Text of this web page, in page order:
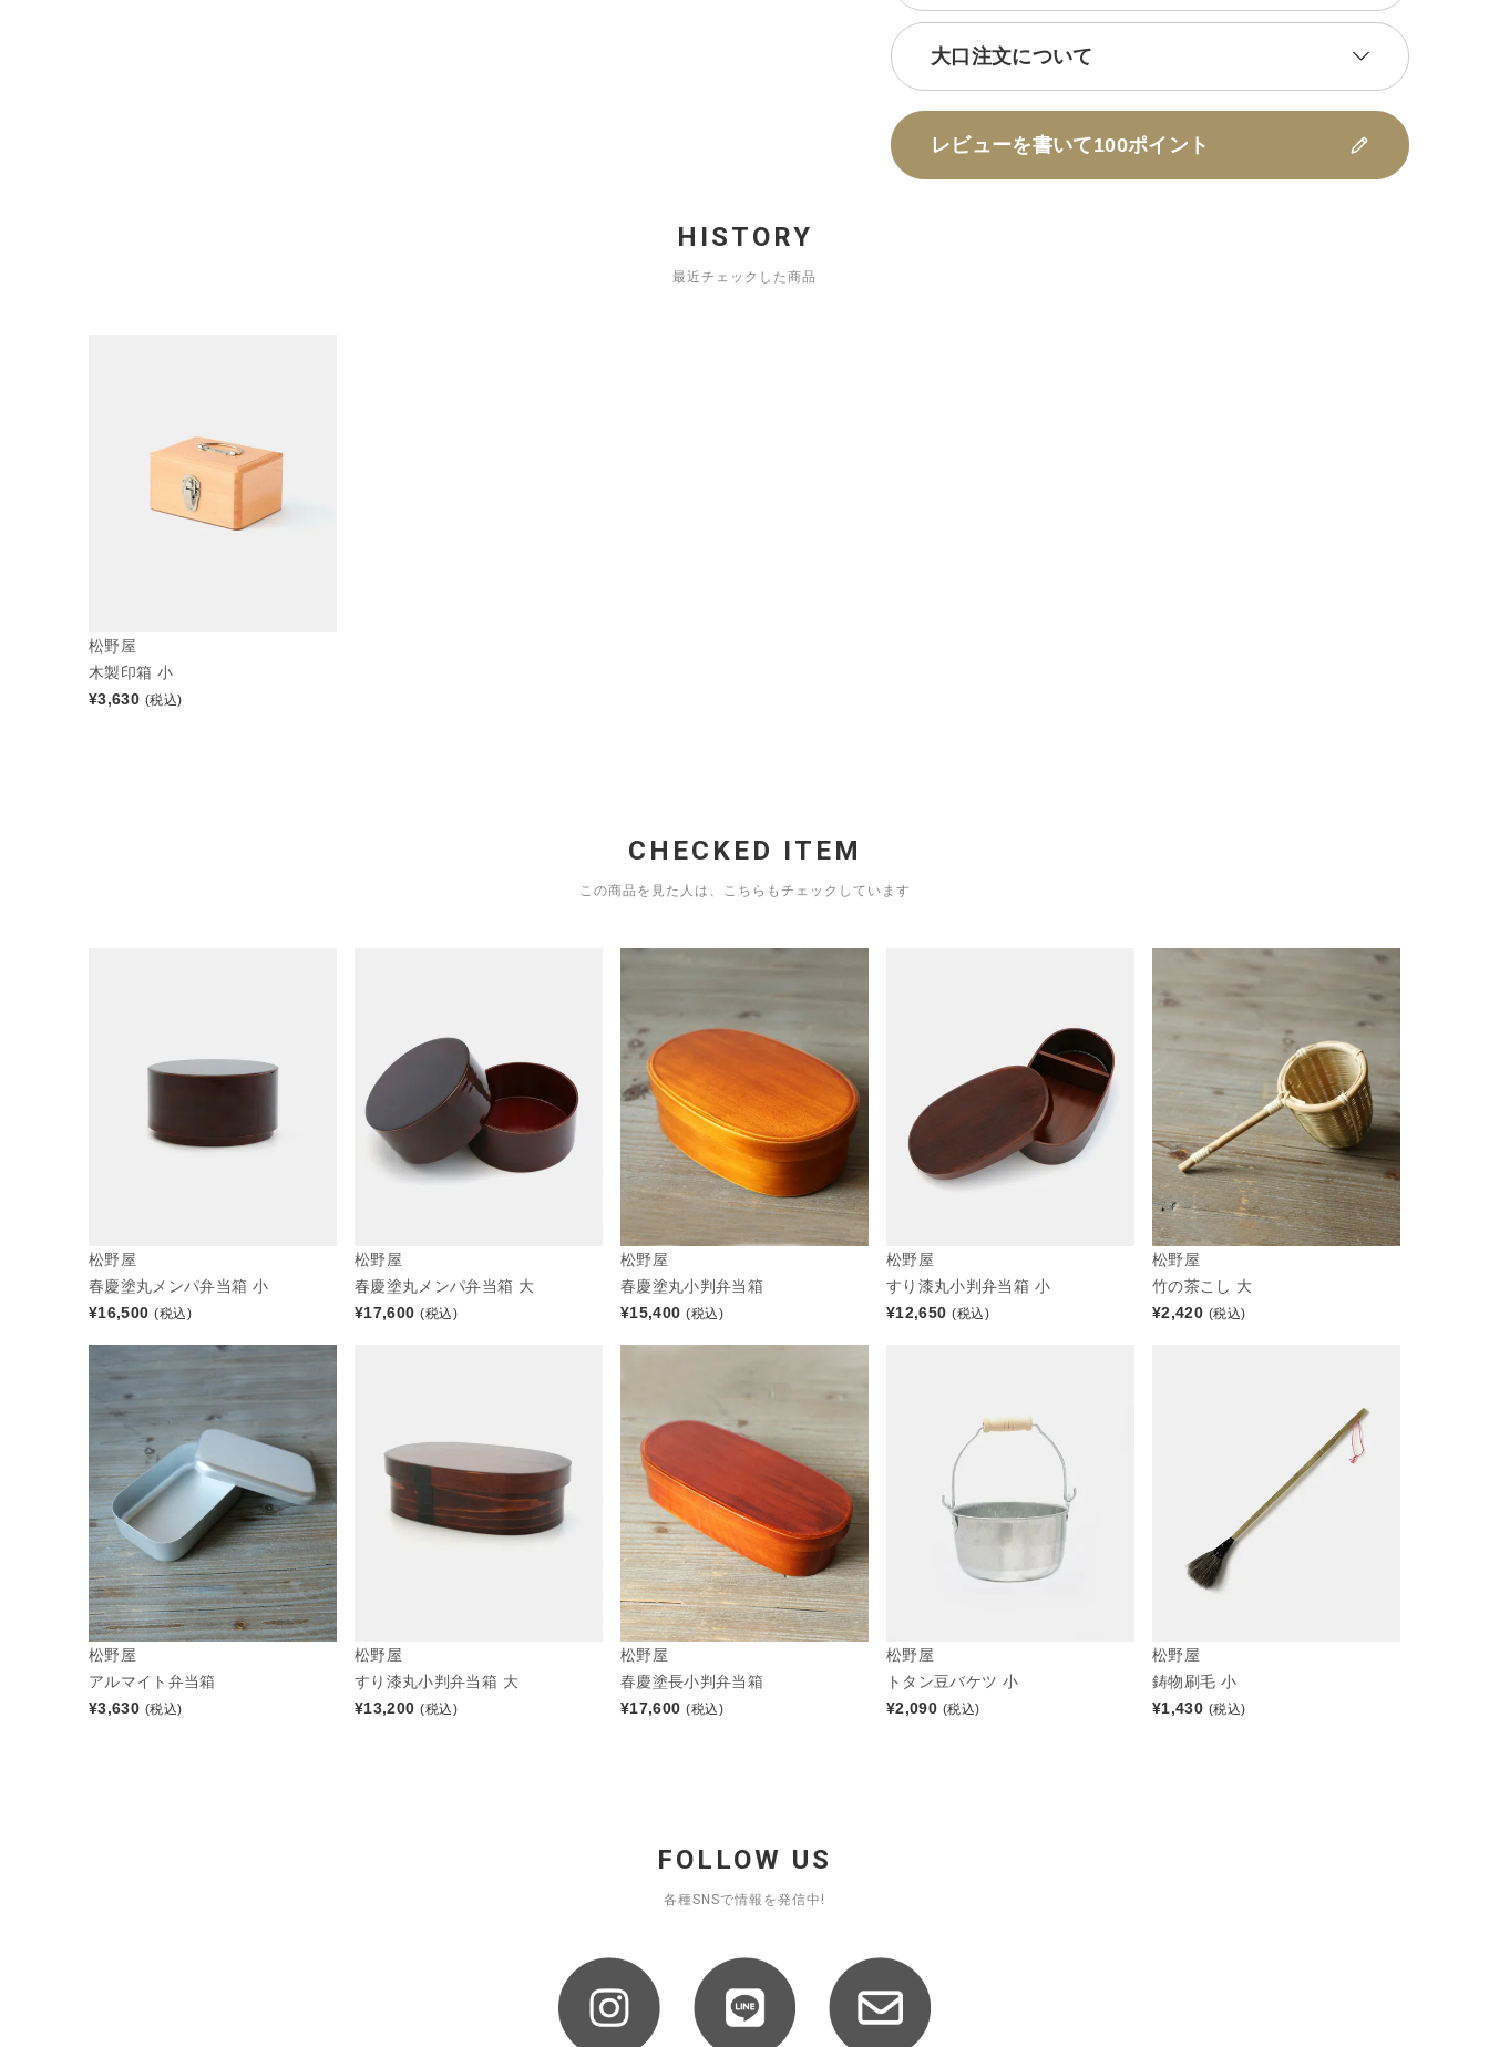
大口注文について
レビューを書いて100ポイント
HISTORY
最近チェックした商品
松野屋
木製印箱 小
¥3,630 (税込)
CHECKED ITEM
この商品を見た人は、こちらもチェックしています
松野屋
春慶塗丸メンパ弁当箱 小
¥16,500 (税込)
松野屋
春慶塗丸メンパ弁当箱 大
¥17,600 (税込)
松野屋
春慶塗丸小判弁当箱
¥15,400 (税込)
松野屋
すり漆丸小判弁当箱 小
¥12,650 (税込)
松野屋
竹の茶こし 大
¥2,420 (税込)
松野屋
アルマイト弁当箱
¥3,630 (税込)
松野屋
すり漆丸小判弁当箱 大
¥13,200 (税込)
松野屋
春慶塗長小判弁当箱
¥17,600 (税込)
松野屋
トタン豆バケツ 小
¥2,090 (税込)
松野屋
鋳物刷毛 小
¥1,430 (税込)
FOLLOW US
各種SNSで情報を発信中!